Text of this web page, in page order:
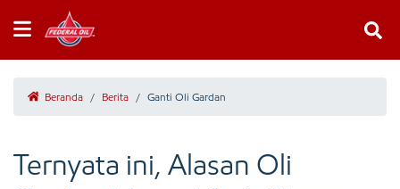
Beranda / Berita / Ganti Oli Gardan
Ternyata ini, Alasan Oli